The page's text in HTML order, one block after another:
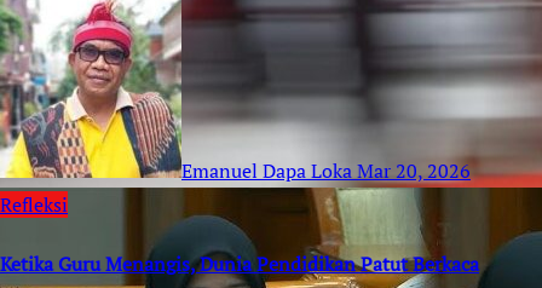
Emanuel Dapa LokaMar 20, 2026
Refleksi
Ketika Guru Menangis, Dunia Pendidikan Patut Berkaca